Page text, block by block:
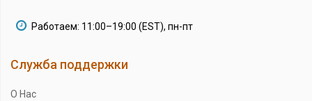
Работаем: 11:00–19:00 (EST), пн-пт
Служба поддержки
О Нас